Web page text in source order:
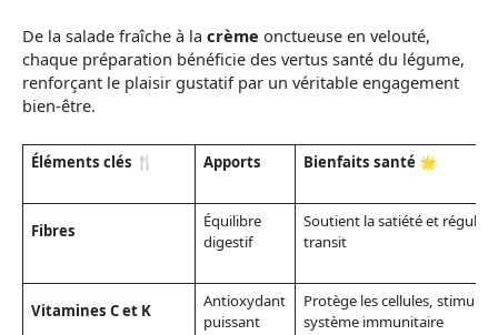
De la salade fraîche à la crème onctueuse en velouté,
chaque préparation bénéficie des vertus santé du légume,
renforçant le plaisir gustatif par un véritable engagement
bien-être.
Éléments clés 🍴 Apports Bienfaits santé 🌟
Fibres
Équilibre
digestif
Soutient la satiété et régule le
transit
Vitamines C et K
Antioxydant
puissant
Protège les cellules, stimule
système immunitaire